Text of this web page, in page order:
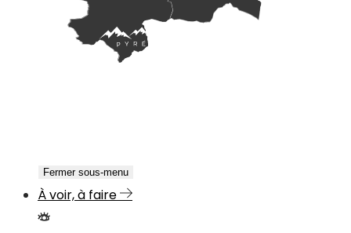
Fermer sous-menu
À voir, à faire